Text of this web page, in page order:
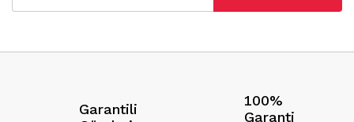
Garantili
100%
Garanti